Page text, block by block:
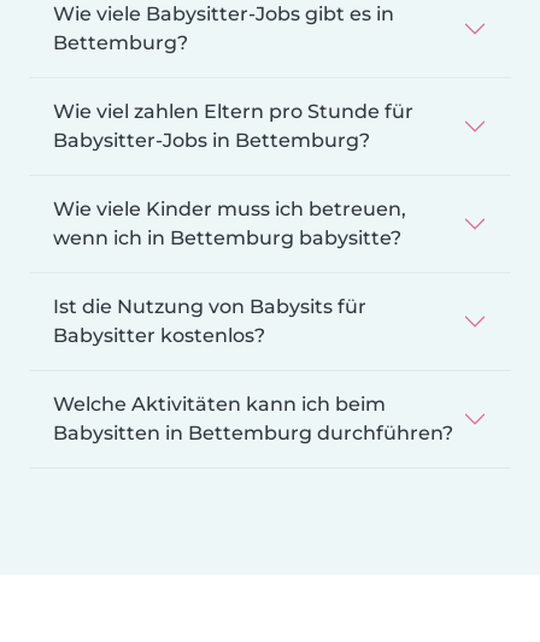
Wie viele Babysitter-Jobs gibt es in
Bettemburg?
Wie viel zahlen Eltern pro Stunde für
Babysitter-Jobs in Bettemburg?
Wie viele Kinder muss ich betreuen,
wenn ich in Bettemburg babysitte?
Ist die Nutzung von Babysits für
Babysitter kostenlos?
Welche Aktivitäten kann ich beim
Babysitten in Bettemburg durchführen?